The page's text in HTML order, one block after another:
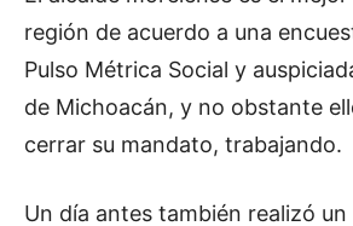
región de acuerdo a una
Pulso Métrica Social y
de Michoacán, y no obstante
cerrar su mandato, trabajando.
Un día antes también realizó